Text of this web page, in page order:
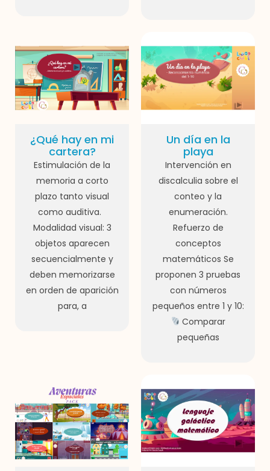
¿Qué hay en mi
cartera?
Estimulación de la
memoria a corto
plazo tanto visual
como auditiva.
Modalidad visual: 3
objetos aparecen
secuencialmente y
deben memorizarse
en orden de aparición
para, a
Un día en la
playa
Intervención en
discalculia sobre el
conteo y la
enumeración.
Refuerzo de
conceptos
matemáticos Se
proponen 3 pruebas
con números
pequeños entre 1 y 10:
Comparar
pequeñas